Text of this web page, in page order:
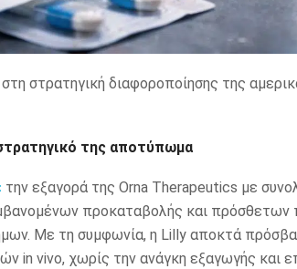
στη στρατηγική διαφοροποίησης της
της αποτύπωμα
την εξαγορά της Orna Therapeutics με
προκαταβολής και πρόσθετων
Με τη συμφωνία, η Lilly αποκτά
in vivo, χωρίς την ανάγκη εξαγωγής και